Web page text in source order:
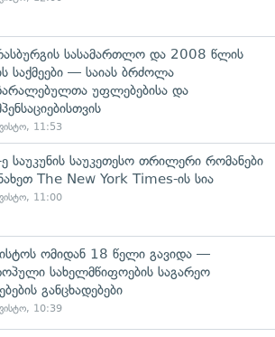
სასამართლო და 2008 წლის
საქმეები — საიას ბრძოლა
უფლებებისა და
11:53
საუკუნის საუკეთესო თრილერი რომანები
The New York Times-ის სია
11:00
ომიდან 18 წელი გავიდა —
სახელმწიფოების საგარეო
განცხადებები
10:39